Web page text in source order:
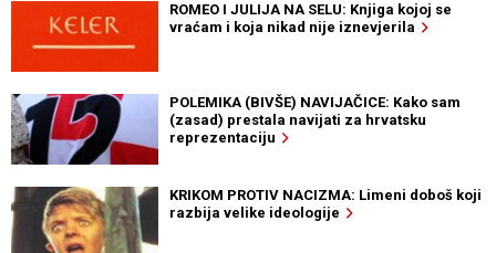
ROMEO I JULIJA NA SELU: Knjiga kojoj se
vraćam i koja nikad nije iznevjerila
POLEMIKA (BIVŠE) NAVIJAČICE: Kako sam
(zasad) prestala navijati za hrvatsku
reprezentaciju
KRIKOM PROTIV NACIZMA: Limeni doboš koji
razbija velike ideologije